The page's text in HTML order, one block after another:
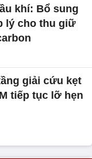
khí: Bổ sung
lý cho thu giữ
giải cứu kẹt
tiếp tục lỡ hẹn